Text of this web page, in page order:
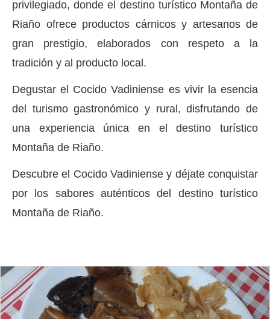
privilegiado, donde el destino turístico Montaña de
Riaño ofrece productos cárnicos y artesanos de
gran prestigio, elaborados con respeto a la
tradición y al producto local.
Degustar el Cocido Vadiniense es vivir la esencia
del turismo gastronómico y rural, disfrutando de
una experiencia única en el destino turístico
Montaña de Riaño.
Descubre el Cocido Vadiniense y déjate conquistar
por los sabores auténticos del destino turístico
Montaña de Riaño.